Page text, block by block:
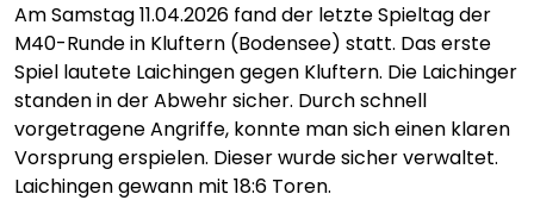
Am Samstag 11.04.2026 fand der letzte Spieltag der
M40-Runde in Kluftern (Bodensee) statt. Das erste
Spiel lautete Laichingen gegen Kluftern. Die Laichinger
standen in der Abwehr sicher. Durch schnell
vorgetragene Angriffe, konnte man sich einen klaren
Vorsprung erspielen. Dieser wurde sicher verwaltet.
Laichingen gewann mit 18:6 Toren.